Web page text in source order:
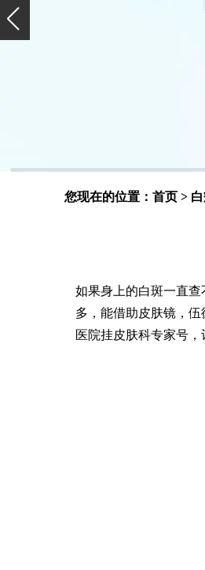
您现在的位置： 首页 >
如果身上的白斑一直
多，能借助皮肤镜，
医院挂皮肤科专家号